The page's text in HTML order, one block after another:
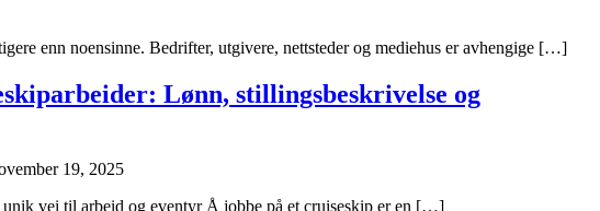
enn noensinne. Bedrifter, utgivere, nettsteder og mediehus er avhengige […]
Lønn, stillingsbeskrivelse og
19, 2025
vei til arbeid og eventyr Å jobbe på et cruiseskip er en […]